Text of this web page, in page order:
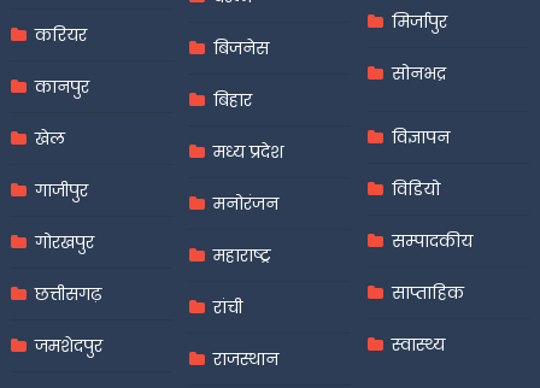
करियर
कानपुर
खेल
गाजीपुर
गोरखपुर
छत्तीसगढ़
जमशेदपुर
बिजनेस
बिहार
मध्य प्रदेश
मनोरंजन
महाराष्ट्र
रांची
राजस्थान
मिर्जापुर
सोनभद्र
विज्ञापन
विडियो
सम्पादकीय
साप्ताहिक
स्वास्थ्य